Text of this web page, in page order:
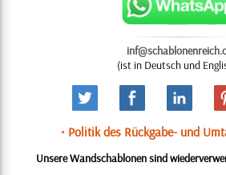
(ist in Deutsch und
• Politik des Rückgabe- und
Unsere Wandschablonen sind